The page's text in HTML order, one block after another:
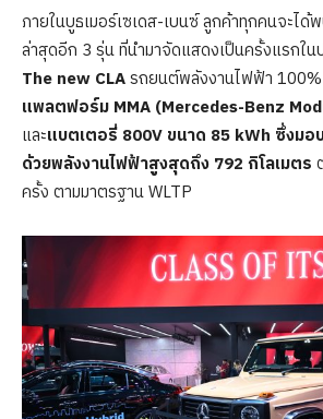
ภายในบูธเมอร์เซเดส-เบนซ์ ลูกค้าทุกคนจะไ
ล่าสุดอีก 3 รุ่น ที่นำมาจัดแสดงเป็นครั้งแรกใน
The new CLAรถยนต์พลังงานไฟฟ้า
แพลตฟอร์ม MMA (Mercedes-Benz
และแบตเตอรี่ 800V ขนาด 85 kWh ซึ่งมอ
ด้วยพลังงานไฟฟ้าสูงสุดถึง 792 กิโลเมตร
ครั้ง ตามมาตรฐาน WLTP